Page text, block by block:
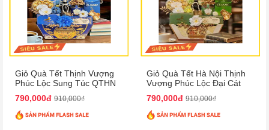
Giỏ Quà Tết Thịnh Vượng
Phúc Lộc Sung Túc QTHN
790,000đ 910,000₫
Giỏ Quà Tết Hà Nội Thịnh
Vượng Phúc Lộc Đại Cát
790,000đ 910,000₫